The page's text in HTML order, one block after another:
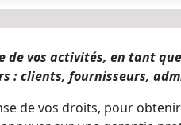
de vos activités, en tant
: clients, fournisseurs,
de vos droits, pour